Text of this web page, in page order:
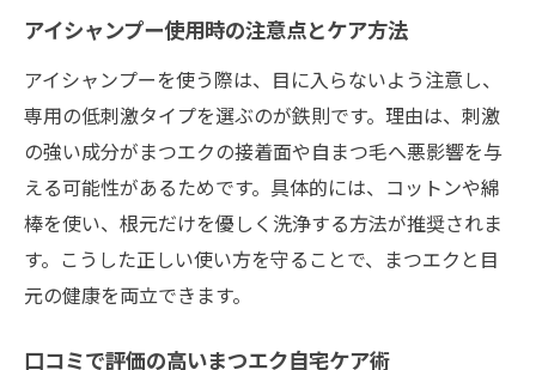
アイシャンプー使用時の注意点とケア方法
アイシャンプーを使う際は、目に入らないよう注意し、
専用の低刺激タイプを選ぶのが鉄則です。理由は、刺激
の強い成分がまつエクの接着面や自まつ毛へ悪影響を与
える可能性があるためです。具体的には、コットンや綿
棒を使い、根元だけを優しく洗浄する方法が推奨されま
す。こうした正しい使い方を守ることで、まつエクと目
元の健康を両立できます。
口コミで評価の高いまつエク自宅ケア術